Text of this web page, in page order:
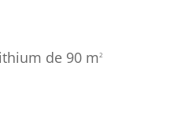
de 90 m2